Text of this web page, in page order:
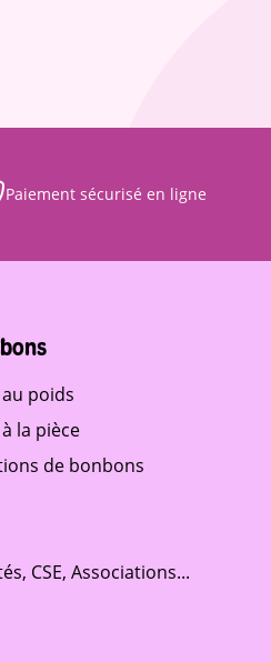
Paiement sécurisé en ligne
poids
la pièce
de bonbons
CSE, Associations...